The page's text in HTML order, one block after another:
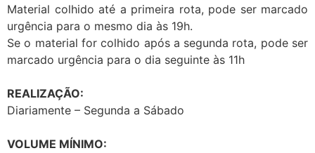
Material colhido até a primeira rota, pode ser marcado
urgência para o mesmo dia às 19h.
Se o material for colhido após a segunda rota, pode ser
marcado urgência para o dia seguinte às 11h
REALIZAÇÃO:
Diariamente – Segunda a Sábado
VOLUME MÍNIMO: